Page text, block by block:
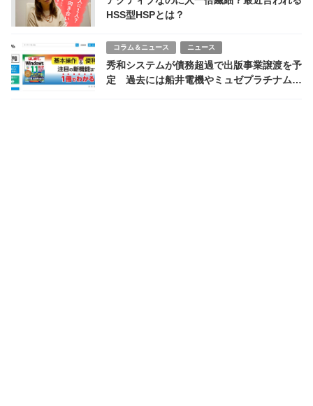
HSS型HSPとは？
コラム＆ニュース ニュース
秀和システムが債務超過で出版事業譲渡を予
定 過去には船井電機やミュゼプラチナムを